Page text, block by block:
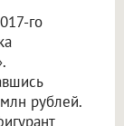
го
.
рублей.